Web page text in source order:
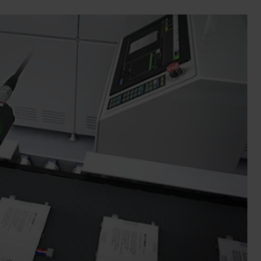
Contact / Demandes